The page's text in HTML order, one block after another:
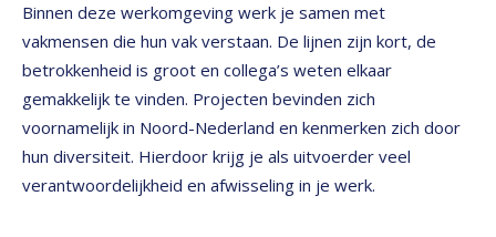
Binnen deze werkomgeving werk je samen met
vakmensen die hun vak verstaan. De lijnen zijn kort, de
betrokkenheid is groot en collega’s weten elkaar
gemakkelijk te vinden. Projecten bevinden zich
voornamelijk in Noord-Nederland en kenmerken zich door
hun diversiteit. Hierdoor krijg je als uitvoerder veel
verantwoordelijkheid en afwisseling in je werk.